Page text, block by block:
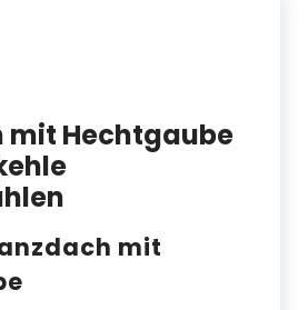
mit Hechtgaube
mit